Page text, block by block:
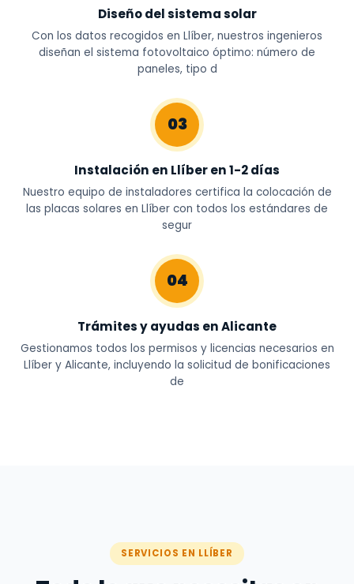
Diseño del sistema solar
Con los datos recogidos en Llíber, nuestros ingenieros
diseñan el sistema fotovoltaico óptimo: número de
paneles, tipo d
03
Instalación en Llíber en 1-2 días
Nuestro equipo de instaladores certifica la colocación de
las placas solares en Llíber con todos los estándares de
segur
04
Trámites y ayudas en Alicante
Gestionamos todos los permisos y licencias necesarios en
Llíber y Alicante, incluyendo la solicitud de bonificaciones
de
SERVICIOS EN LLÍBER